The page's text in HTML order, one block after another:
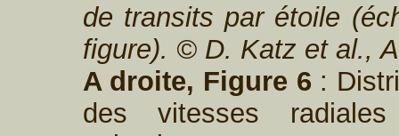
de transits par étoile
figure). © D. Katz et al.,
A droite, Figure 6 :
des vitesses